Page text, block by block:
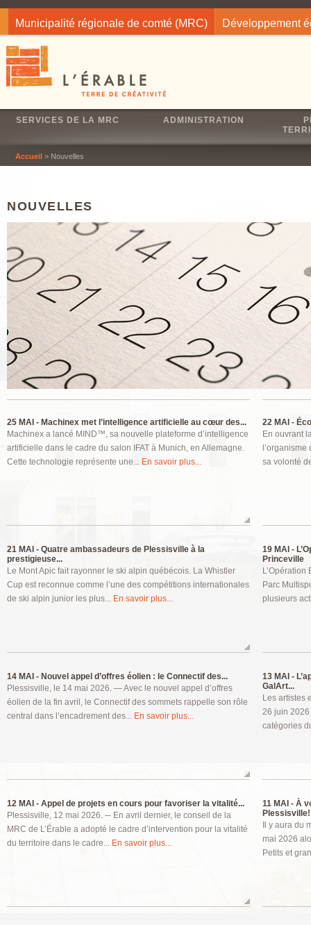
Municipalité régionale de comté (MRC) Développement
SERVICES DE LA MRC ADMINISTRATION
Accueil > Nouvelles
NOUVELLES
25 MAI - Machinex met l’intelligence artificielle au cœur des...
Machinex a lancé MIND™, sa nouvelle plateforme d’intelligence
artificielle dans le cadre du salon IFAT à Munich, en Allemagne.
Cette technologie représente une... En savoir plus...
22 MAI -
En ouvrant
sa volonté
21 MAI - Quatre ambassadeurs de Plessisville à la
prestigieuse...
Le Mont Apic fait rayonner le ski alpin québécois. La Whistler
Cup est reconnue comme l’une des compétitions internationales
de ski alpin junior les plus... En savoir plus...
19 MAI -
Princeville
Parc
plusieurs
14 MAI - Nouvel appel d’offres éolien : le Connectif des...
Plessisville, le 14 mai 2026. — Avec le nouvel appel d’offres
éolien de la fin avril, le Connectif des sommets rappelle son rôle
central dans l’encadrement des... En savoir plus...
13 MAI -
GalArt...
Les artistes
26 juin 2026
catégories
12 MAI - Appel de projets en cours pour favoriser la vitalité...
Plessisville, 12 mai 2026. ─ En avril dernier, le conseil de la
MRC de L’Érable a adopté le cadre d’intervention pour la vitalité
du territoire dans le cadre... En savoir plus...
11 MAI - À
Plessisville!
Il y aura du
mai 2026
Petits et
Pages